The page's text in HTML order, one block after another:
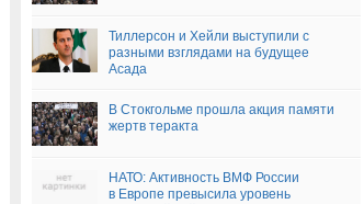
Тиллерсон и Хейли выступили с
разными взглядами на будущее
Асада
В Стокгольме прошла акция памяти
жертв теракта
НАТО: Активность ВМФ России
в Европе превысила уровень